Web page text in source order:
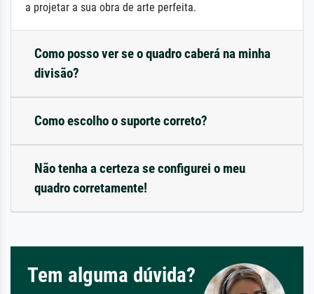
a projetar a sua obra de arte perfeita.
Como posso ver se o quadro caberá na minha
divisão?
Como escolho o suporte correto?
Não tenha a certeza se configurei o meu
quadro corretamente!
Tem alguma dúvida?